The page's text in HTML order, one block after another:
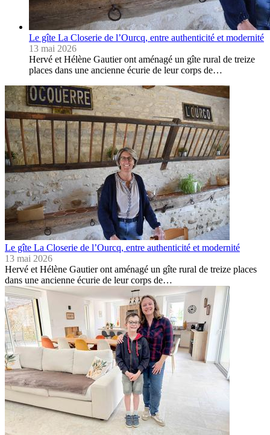
Le gîte La Closerie de l’Ourcq, entre authenticité et modernité
13 mai 2026
Hervé et Hélène Gautier ont aménagé un gîte rural de treize
places dans une ancienne écurie de leur corps de…
Le gîte La Closerie de l’Ourcq, entre authenticité et modernité
13 mai 2026
Hervé et Hélène Gautier ont aménagé un gîte rural de treize places
dans une ancienne écurie de leur corps de…